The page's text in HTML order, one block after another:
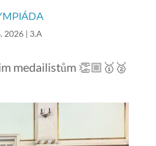
2026| 3.A
medailistům 👏🏼🥇🥈